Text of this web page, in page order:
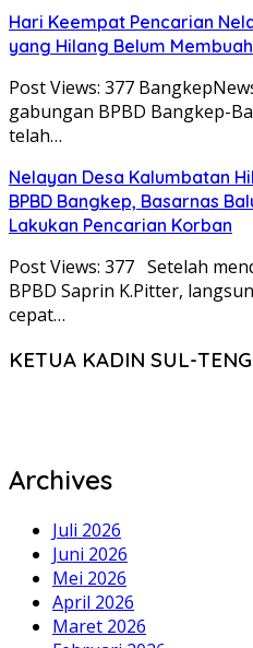
Hari Keempat Pencarian
yang Hilang Belum
Post Views: 377
gabungan BPBD Bangkep-
telah…
Nelayan Desa Kalumbatan
BPBD Bangkep, Basarnas
Lakukan Pencarian Korban
Post Views: 377 Setelah
BPBD Saprin K.Pitter,
cepat…
KETUA KADIN SUL-TENG
Archives
Juli 2026
Juni 2026
Mei 2026
April 2026
Maret 2026